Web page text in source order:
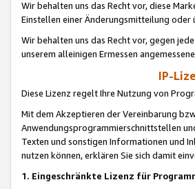
Wir behalten uns das Recht vor, diese
Einstellen einer Änderungsmitteilung
Wir behalten uns das Recht vor, gegen
unserem alleinigen Ermessen
IP-
Diese Lizenz regelt Ihre Nutzung von
Mit dem Akzeptieren der Vereinbarung
Anwendungsprogrammierschnittstellen
Texten und sonstigen Informationen und
nutzen können, erklären Sie sich damit
1. Eingeschränkte Lizenz für